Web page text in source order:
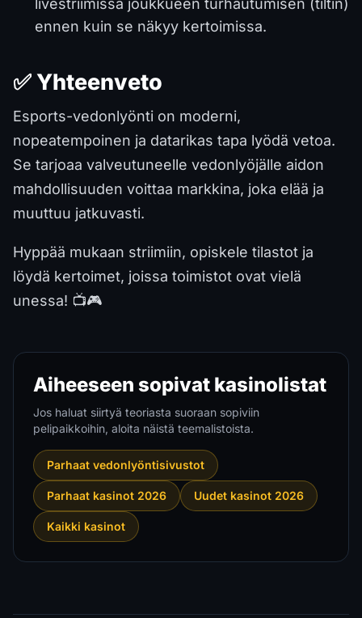
livestriimissä joukkueen turhautumisen (tiltin)
ennen kuin se näkyy kertoimissa.
✅ Yhteenveto
Esports-vedonlyönti on moderni,
nopeatempoinen ja datarikas tapa lyödä vetoa.
Se tarjoaa valveutuneelle vedonlyöjälle aidon
mahdollisuuden voittaa markkina, joka elää ja
muuttuu jatkuvasti.
Hyppää mukaan striimiin, opiskele tilastot ja
löydä kertoimet, joissa toimistot ovat vielä
unessa! 📺🎮
Aiheeseen sopivat kasinolistat
Jos haluat siirtyä teoriasta suoraan sopiviin
pelipaikkoihin, aloita näistä teemalistoista.
Parhaat vedonlyöntisivustot
Parhaat kasinot 2026 Uudet kasinot 2026
Kaikki kasinot